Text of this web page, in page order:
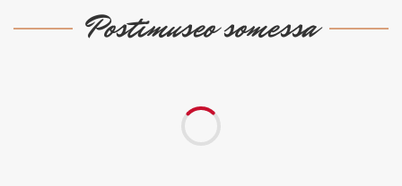
Postimuseo somessa